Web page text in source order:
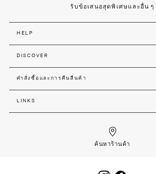
รับข้อเสนอสุดพิเศษและอื่น ๆ
HELP
DISCOVER
คำสั่งซื้อและการคืนสืนค้า
LINKS
ค้นหาร้านค้า